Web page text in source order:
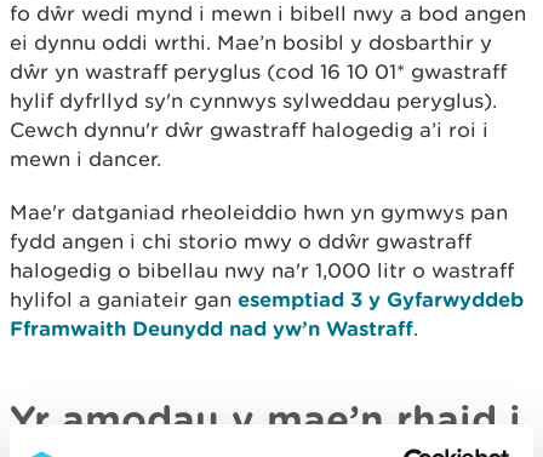
fo dŵr wedi mynd i mewn i bibell nwy a bod angen
ei dynnu oddi wrthi. Mae’n bosibl y dosbarthir y
dŵr yn wastraff peryglus (cod 16 10 01* gwastraff
hylif dyfrllyd sy'n cynnwys sylweddau peryglus).
Cewch dynnu'r dŵr gwastraff halogedig a’i roi i
mewn i dancer.
Mae'r datganiad rheoleiddio hwn yn gymwys pan
fydd angen i chi storio mwy o ddŵr gwastraff
halogedig o bibellau nwy na'r 1,000 litr o wastraff
hylifol a ganiateir gan esemptiad 3 y Gyfarwyddeb
Fframwaith Deunydd nad yw’n Wastraff.
Yr amodau y mae’n rhaid i